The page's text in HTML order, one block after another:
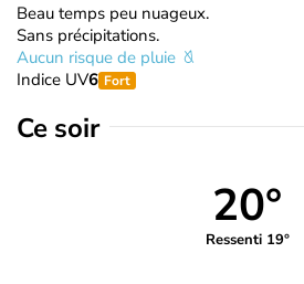
Beau temps peu nuageux.
Sans précipitations.
Aucun risque de pluie
Indice UV6 Fort
Ce soir
20°
Ressenti 19°